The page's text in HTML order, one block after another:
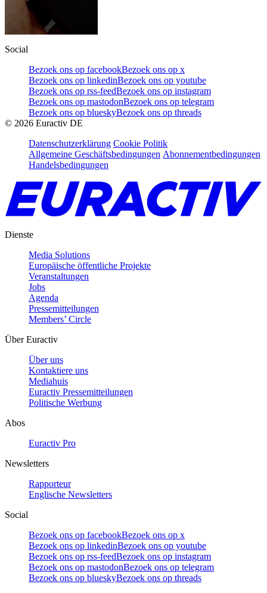
Social
Bezoek ons op facebookBezoek ons op x
Bezoek ons op linkedinBezoek ons op youtube
Bezoek ons op rss-feedBezoek ons op instagram
Bezoek ons op mastodonBezoek ons op telegram
Bezoek ons op blueskyBezoek ons op threads
© 2026 Euractiv DE
Datenschutzerklärung Cookie Politik
Allgemeine Geschäftsbedingungen Abonnementbedingungen
Handelsbedingungen
Dienste
Media Solutions
Europäische öffentliche Projekte
Veranstaltungen
Jobs
Agenda
Pressemitteilungen
Members’ Circle
Über Euractiv
Über uns
Kontaktiere uns
Mediahuis
Euractiv Pressemitteilungen
Politische Werbung
Abos
Euractiv Pro
Newsletters
Rapporteur
Englische Newsletters
Social
Bezoek ons op facebookBezoek ons op x
Bezoek ons op linkedinBezoek ons op youtube
Bezoek ons op rss-feedBezoek ons op instagram
Bezoek ons op mastodonBezoek ons op telegram
Bezoek ons op blueskyBezoek ons op threads